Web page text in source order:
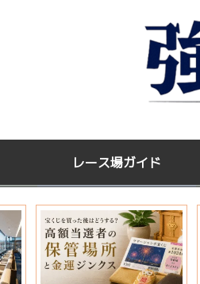
レース場ガイド